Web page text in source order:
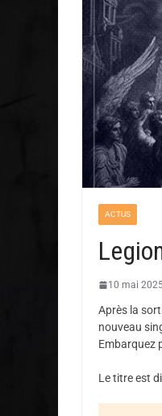
ACTUS
10 mai
Après la
nouveau
Embarquez
Le titre est